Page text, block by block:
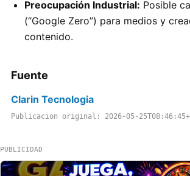
Preocupación Industrial: Posible
(“Google Zero”) para medios y
contenido.
Fuente
Clarin Tecnologia
Publicacion original: 2026-05-
PUBLICIDAD